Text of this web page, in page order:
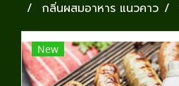
กลิ่นผสมอาหาร แนวคาว
New